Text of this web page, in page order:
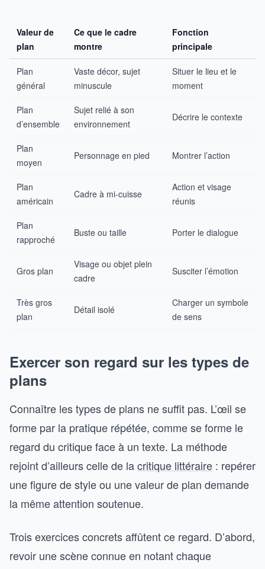
Valeur de
plan
Ce que le cadre
montre
Fonction
principale
Plan
général
Vaste décor, sujet
minuscule
Situer le lieu et le
moment
Plan
d’ensemble
Sujet relié à son
environnement
Décrire le contexte
Plan
moyen
Personnage en pied Montrer l’action
Plan
américain
Cadre à mi-cuisse
Action et visage
réunis
Plan
rapproché
Buste ou taille Porter le dialogue
Gros plan
Visage ou objet plein
cadre
Susciter l’émotion
Très gros
plan
Détail isolé
Charger un symbole
de sens
Exercer son regard sur les types de
plans
Connaître les types de plans ne suffit pas. L’œil se
forme par la pratique répétée, comme se forme le
regard du critique face à un texte. La méthode
rejoint d’ailleurs celle de lacritique littéraire : repérer
une figure de style ou une valeur de plan demande
la même attention soutenue.
Trois exercices concrets affûtent ce regard. D’abord,
revoir une scène connue en notant chaque